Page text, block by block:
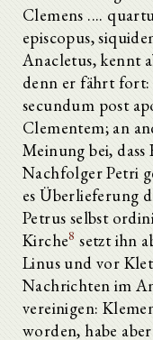
Clemens ....
episcopus,
Anacletus, kennt
denn er fährt
secundum post
Clementem; an
Meinung bei,
Nachfolger Petri
es Überlieferung
Petrus selbst
Kirche8 setzt ihn
Linus und vor
Nachrichten im
vereinigen:
worden, habe